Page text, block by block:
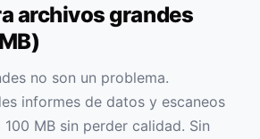
archivos grandes
no son un problema.
informes de datos y escaneos
MB sin perder calidad. Sin